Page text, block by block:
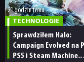
21 godzin temu
TECHNOLOGIE
Sprawdziłem Halo:
Campaign Evolved na
PS5 i Steam Machine.